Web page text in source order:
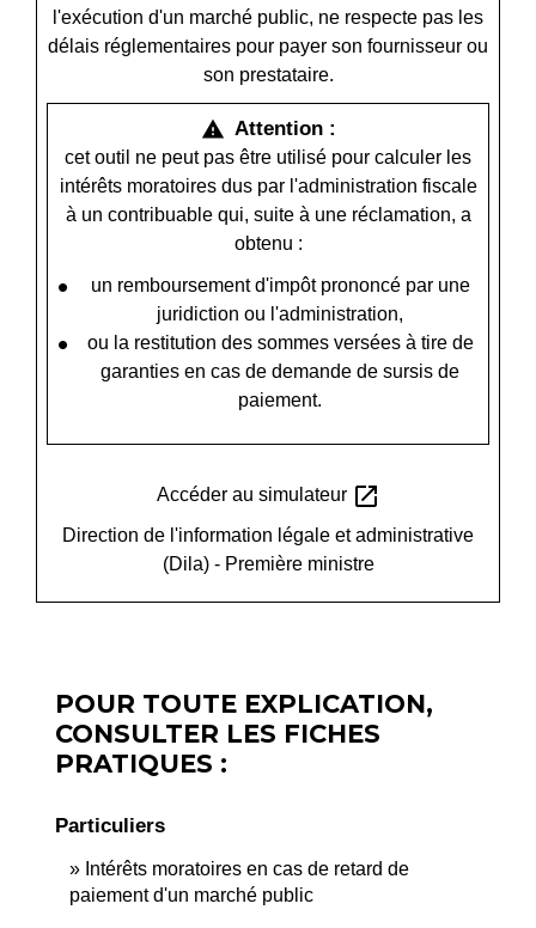
l'exécution d'un marché public, ne respecte pas les
délais réglementaires pour payer son fournisseur ou
son prestataire.
warning Attention :
cet outil ne peut pas être utilisé pour calculer les
intérêts moratoires dus par l'administration fiscale
à un contribuable qui, suite à une réclamation, a
obtenu :
un remboursement d'impôt prononcé par une
juridiction ou l'administration,
ou la restitution des sommes versées à tire de
garanties en cas de demande de sursis de
paiement.
Accéder au simulateur open_in_new
Direction de l'information légale et administrative
(Dila) - Première ministre
POUR TOUTE EXPLICATION,
CONSULTER LES FICHES
PRATIQUES :
Particuliers
Intérêts moratoires en cas de retard de
paiement d'un marché public